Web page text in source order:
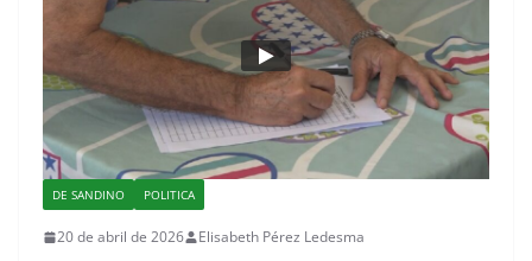
DE SANDINO POLITICA
20 de abril de 2026 Elisabeth Pérez Ledesma